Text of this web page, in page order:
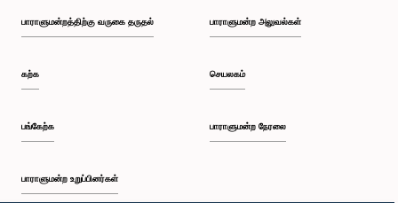
பாராளுமன்றத்திற்கு வருகை தருதல்
கற்க
பங்கேற்க
பாராளுமன்ற உறுப்பினர்கள்
பாராளுமன்ற அலுவல்கள்
செயலகம்
பாராளுமன்ற நேரலை